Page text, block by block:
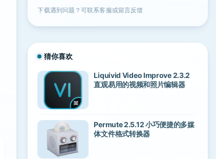
下载遇到问题？可联系客服或留言反馈
猜你喜欢
Liquivid Video Improve 2.3.2
直观易用的视频和照片编辑器
Permute 2.5.12 小巧便捷的多媒
体文件格式转换器